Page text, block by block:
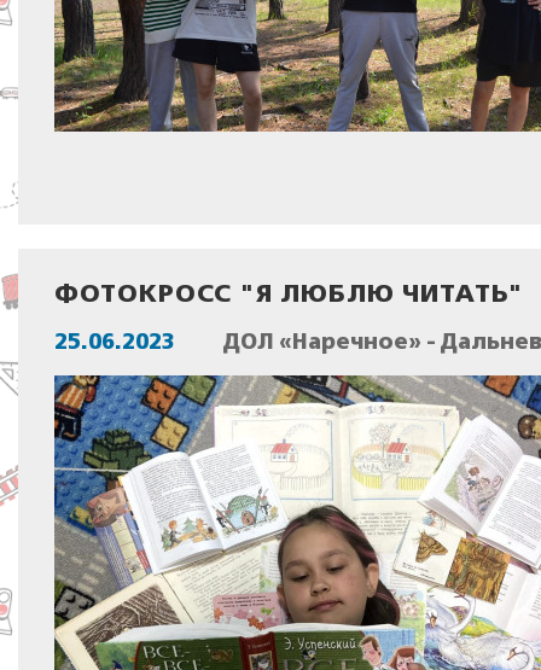
ФОТОКРОСС "Я ЛЮБЛЮ ЧИТАТЬ"
25.06.2023 ДОЛ «Наречное» -